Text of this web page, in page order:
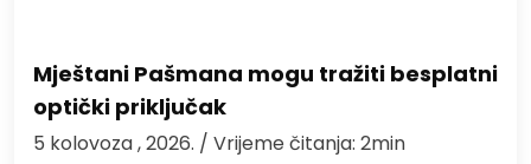
Mještani Pašmana mogu tražiti besplatni
optički priključak
5 kolovoza , 2026. / Vrijeme čitanja: 2min